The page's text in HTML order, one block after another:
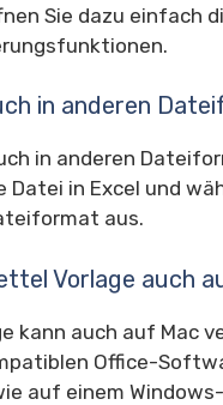
Sie dazu einfach
in anderen
in anderen
Datei in Excel und
aus.
Vorlage auch
kann auch auf Mac
Office-
auf einem Windows-